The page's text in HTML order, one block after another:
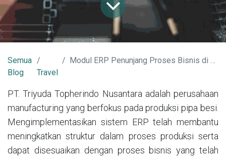
Semua
Blog
Travel
Modul ERP Penunjang Proses Bisnis di PT. Triyuda Topherindo Nusantara
PT. Triyuda Topherindo Nusantara adalah perusahaan
manufacturing yang berfokus pada produksi pipa besi.
Mengimplementasikan sistem ERP telah membantu
meningkatkan struktur dalam proses produksi serta
dapat disesuaikan dengan proses bisnis yang telah